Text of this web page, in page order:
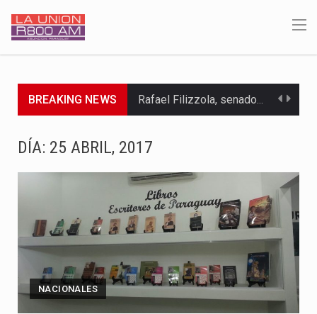
BREAKING NEWS
El presidente de la República se encontraba en el aeropuerto…
Una familia atravesó momentos de extrema tensión durante la madrugada…
Fretes se refirió concretamente al recorrido que realizó este jueves…
DÍA: 25 ABRIL, 2017
NACIONALES